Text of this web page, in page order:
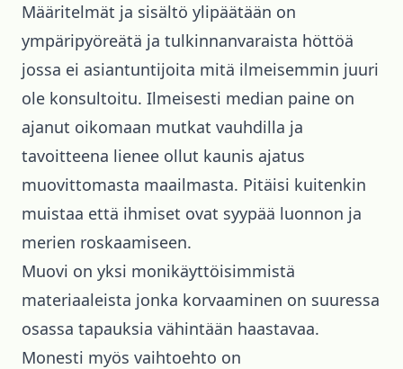
Määritelmät ja sisältö ylipäätään on
ympäripyöreätä ja tulkinnanvaraista höttöä
jossa ei asiantuntijoita mitä ilmeisemmin juuri
ole konsultoitu. Ilmeisesti median paine on
ajanut oikomaan mutkat vauhdilla ja
tavoitteena lienee ollut kaunis ajatus
muovittomasta maailmasta. Pitäisi kuitenkin
muistaa että ihmiset ovat syypää luonnon ja
merien roskaamiseen.
Muovi on yksi monikäyttöisimmistä
materiaaleista jonka korvaaminen on suuressa
osassa tapauksia vähintään haastavaa.
Monesti myös vaihtoehto on